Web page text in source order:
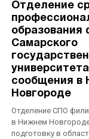
Отделение
образования
Самарского
сообщения в
Новгороде
Отделение СПО
в Нижнем
подготовку в